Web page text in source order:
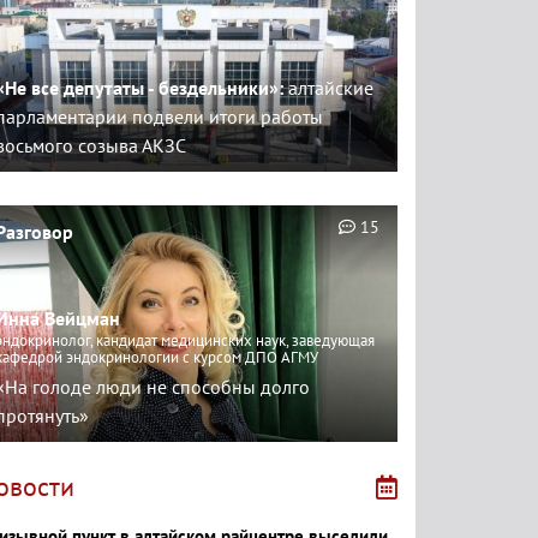
все депутаты - бездельники»:алтайские
подвели итоги работы
созыва АКЗС
Вейцман
кандидат медицинских наук, заведующая
эндокринологии с курсом ДПО АГМУ
голоде люди не способны долго
15